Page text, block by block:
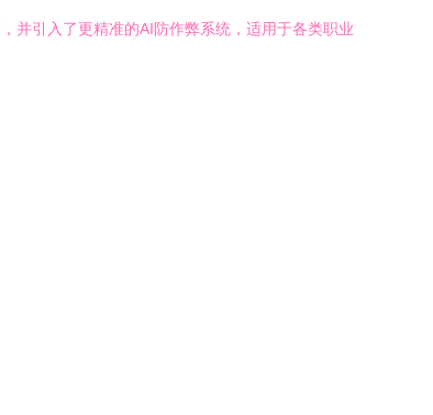
并引入了更精准的AI防作弊系统，适用于各类职业